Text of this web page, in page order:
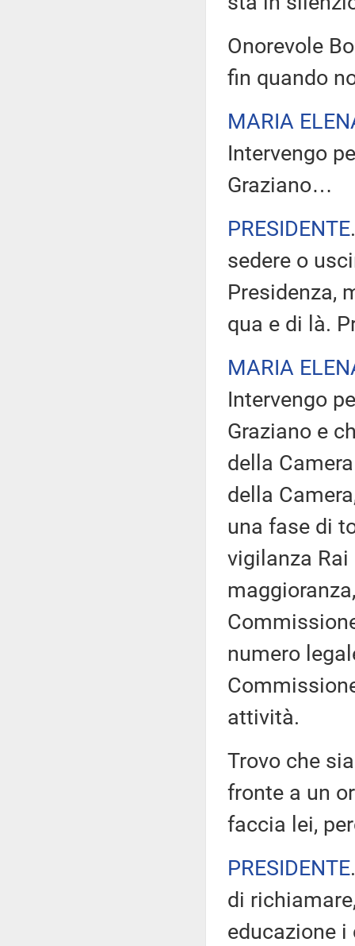
Onorevole
fin quando
MARIA
Intervengo
Graziano…
PRESIDENTE
sedere o
Presidenza,
qua e di là.
MARIA
Intervengo
Graziano e
della
della
una fase di
vigilanza
numero
attività.
Trovo che
fronte a un
faccia lei,
PRESIDENTE
di
educazione